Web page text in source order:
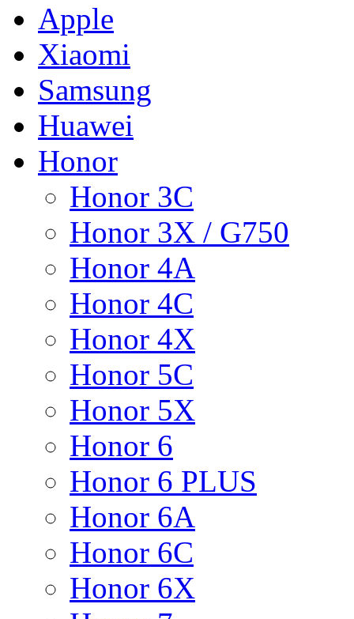
Apple
Xiaomi
Samsung
Huawei
Honor
Honor 3C
Honor 3X / G750
Honor 4A
Honor 4C
Honor 4X
Honor 5C
Honor 5X
Honor 6
Honor 6 PLUS
Honor 6A
Honor 6C
Honor 6X